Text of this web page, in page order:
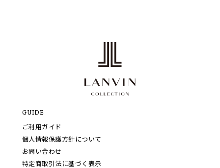
GUIDE
ご利用ガイド
個人情報保護方針について
お問い合わせ
特定商取引法に基づく表示